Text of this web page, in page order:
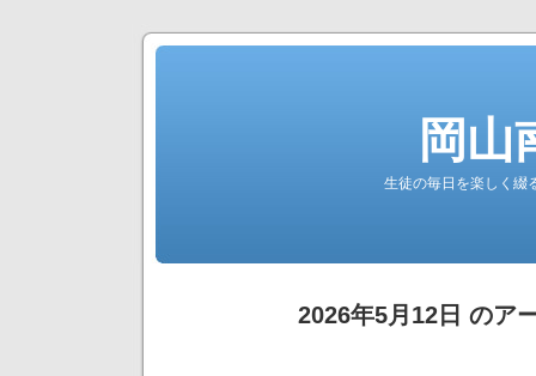
岡山
生徒の毎日を楽しく綴
2026年5月12日 のア